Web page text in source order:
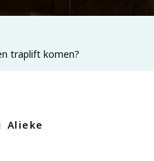
traplift komen?
Alieke